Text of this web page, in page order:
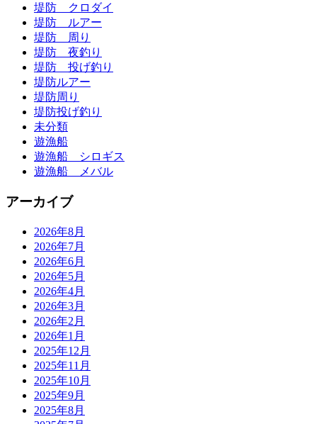
堤防 クロダイ
堤防 ルアー
堤防 周り
堤防 夜釣り
堤防 投げ釣り
堤防ルアー
堤防周り
堤防投げ釣り
未分類
遊漁船
遊漁船 シロギス
遊漁船 メバル
アーカイブ
2026年8月
2026年7月
2026年6月
2026年5月
2026年4月
2026年3月
2026年2月
2026年1月
2025年12月
2025年11月
2025年10月
2025年9月
2025年8月